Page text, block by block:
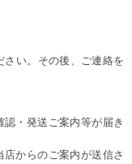
い。その後、ご連絡を
・発送ご案内等が届き
からのご案内が送信さ